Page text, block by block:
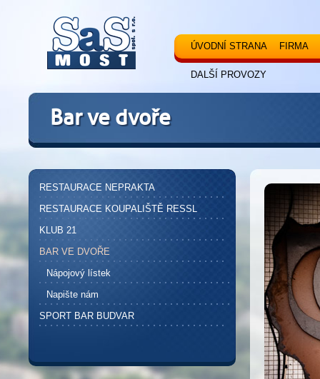
ÚVODNÍ STRANA FIRMA
DALŠÍ PROVOZY
Bar ve dvoře
RESTAURACE NEPRAKTA
RESTAURACE KOUPALIŠTĚ RESSL
KLUB 21
BAR VE DVOŘE
Nápojový lístek
Napište nám
SPORT BAR BUDVAR